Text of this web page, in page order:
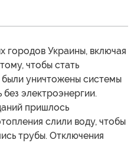
городов Украины, включая
чтобы стать
уничтожены системы
электроэнергии.
пришлось
слили воду, чтобы
трубы. Отключения